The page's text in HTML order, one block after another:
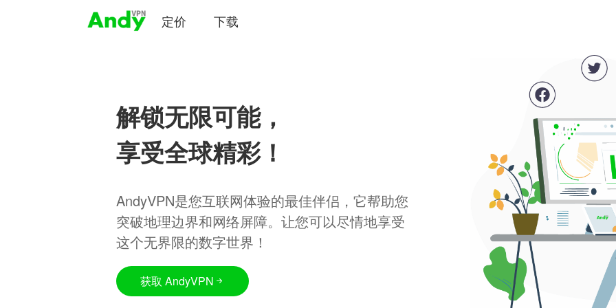
定价 下载
解锁无限可能，
享受全球精彩！
AndyVPN是您互联网体验的最佳伴侣，它帮助您
突破地理边界和网络屏障。让您可以尽情地享受
这个无界限的数字世界！
获取 AndyVPN